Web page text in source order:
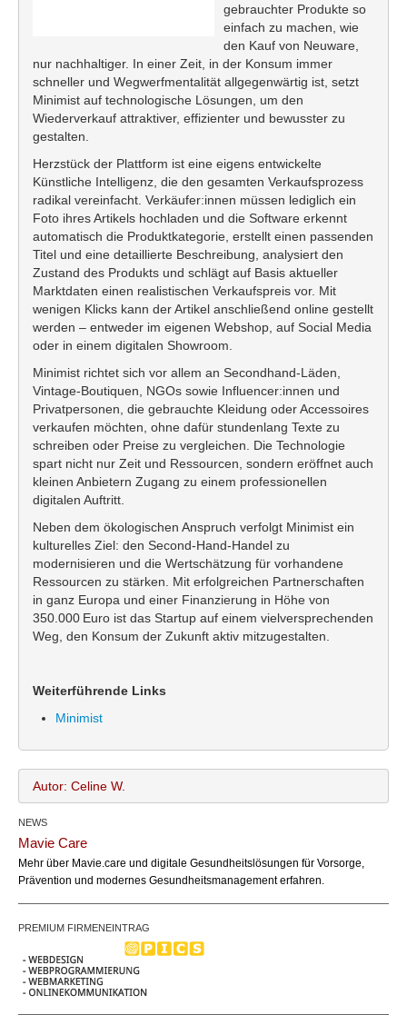
gebrauchter Produkte so
einfach zu machen, wie
den Kauf von Neuware,
nur nachhaltiger. In einer Zeit, in der Konsum immer
schneller und Wegwerfmentalität allgegenwärtig ist, setzt
Minimist auf technologische Lösungen, um den
Wiederverkauf attraktiver, effizienter und bewusster zu
gestalten.
Herzstück der Plattform ist eine eigens entwickelte
Künstliche Intelligenz, die den gesamten Verkaufsprozess
radikal vereinfacht. Verkäufer:innen müssen lediglich ein
Foto ihres Artikels hochladen und die Software erkennt
automatisch die Produktkategorie, erstellt einen passenden
Titel und eine detaillierte Beschreibung, analysiert den
Zustand des Produkts und schlägt auf Basis aktueller
Marktdaten einen realistischen Verkaufspreis vor. Mit
wenigen Klicks kann der Artikel anschließend online gestellt
werden – entweder im eigenen Webshop, auf Social Media
oder in einem digitalen Showroom.
Minimist richtet sich vor allem an Secondhand-Läden,
Vintage-Boutiquen, NGOs sowie Influencer:innen und
Privatpersonen, die gebrauchte Kleidung oder Accessoires
verkaufen möchten, ohne dafür stundenlang Texte zu
schreiben oder Preise zu vergleichen. Die Technologie
spart nicht nur Zeit und Ressourcen, sondern eröffnet auch
kleinen Anbietern Zugang zu einem professionellen
digitalen Auftritt.
Neben dem ökologischen Anspruch verfolgt Minimist ein
kulturelles Ziel: den Second-Hand-Handel zu
modernisieren und die Wertschätzung für vorhandene
Ressourcen zu stärken. Mit erfolgreichen Partnerschaften
in ganz Europa und einer Finanzierung in Höhe von
350.000 Euro ist das Startup auf einem vielversprechenden
Weg, den Konsum der Zukunft aktiv mitzugestalten.
Weiterführende Links
Minimist
Autor: Celine W.
NEWS
Mavie Care
Mehr über Mavie.care und digitale Gesundheitslösungen für Vorsorge,
Prävention und modernes Gesundheitsmanagement erfahren.
PREMIUM FIRMENEINTRAG